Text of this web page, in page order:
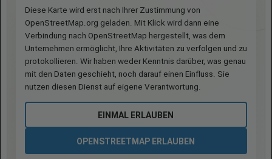
Diese Karte wird erst nach Ihrer Zustimmung von
OpenStreetMap.org geladen. Mit Klick wird dann eine
Verbindung nach OpenStreetMap hergestellt, was dem
Unternehmen ermöglicht, Ihre Aktivitäten zu verfolgen und zu
protokollieren. Wir haben weder Kenntnis darüber, was genau
mit den Daten geschieht, noch darauf einen Einfluss. Sie
nutzen diesen Dienst auf eigene Verantwortung.
EINMAL ERLAUBEN
OPENSTREETMAP ERLAUBEN